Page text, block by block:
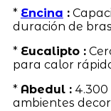
* Encina :
duración de
* Eucalipto :
para calor
* Abedul :4.300
ambientes